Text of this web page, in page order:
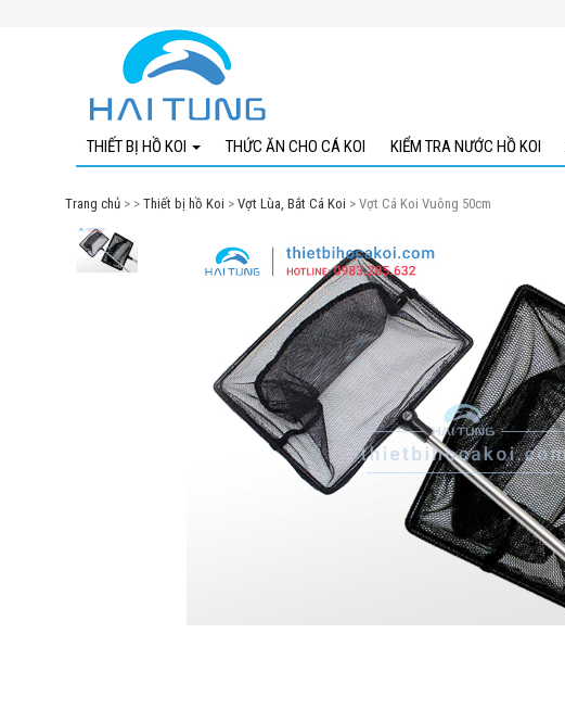
THIẾT BỊ HỒ KOI
Máy sủi Hồ Koi
Đèn Hồ Cá, Đèn Tiểu Cảnh
THỨC ĂN CHO CÁ KOI KIỂM TRA NƯỚC HỒ KOI
Trang chủ > > Thiết bị hồ Koi > Vợt Lùa, Bắt Cá Koi > Vợt Cá Koi Vuông 50cm